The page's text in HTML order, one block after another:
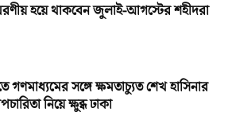
হয়ে থাকবেন জুলাই-আগস্টের শহীদরা
গণমাধ্যমের সঙ্গে ক্ষমতাচ্যুত শেখ হাসিনার
নিয়ে ক্ষুব্ধ ঢাকা